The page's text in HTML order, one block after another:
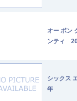
オー ボン
ンティ
シックス
年